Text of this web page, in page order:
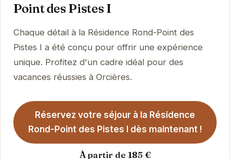
Point des Pistes I
Chaque détail à la Résidence Rond-Point des
Pistes I a été conçu pour offrir une expérience
unique. Profitez d'un cadre idéal pour des
vacances réussies à Orcières.
Réservez votre séjour à la Résidence
Rond-Point des Pistes I dès maintenant !
À partir de 185 €